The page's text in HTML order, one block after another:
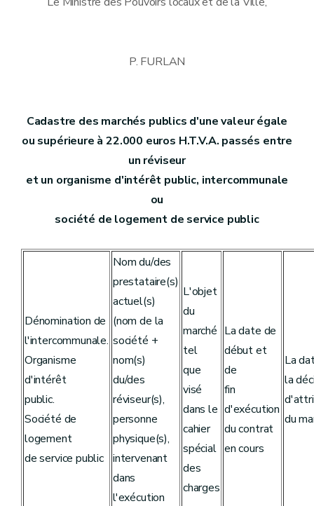
P. FURLAN
Cadastre des marchés publics d'une valeur égale
ou supérieure à 22.000 euros H.T.V.A. passés entre
un réviseur
et un organisme d'intérêt public, intercommunale
ou
société de logement de service public
Dénomination de
l'intercommunale.
Organisme
d'intérêt
public.
Société de
logement
de service public
Nom du/des
prestataire(s)
actuel(s)
(nom de la
société +
nom(s)
du/des
réviseur(s),
personne
physique(s),
intervenant
dans
l'exécution
L'objet
du
marché
tel
que
visé
dans le
cahier
spécial
des
charges
La date de
début et
de
fin
d'exécution
du contrat
en cours
La
la
du